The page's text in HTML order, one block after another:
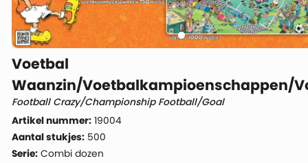
Voetbal
Waanzin/Voetbalkampioenschappen/
Football Crazy/Championship Football/Goal
Artikel nummer: 19004
Aantal stukjes: 500
Serie: Combi dozen